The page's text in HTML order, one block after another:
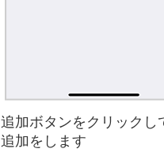
追加ボタンをクリックし
追加をします